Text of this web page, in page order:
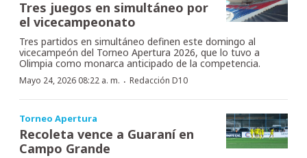
Tres juegos en simultáneo por
el vicecampeonato
Tres partidos en simultáneo definen este domingo al
vicecampeón del Torneo Apertura 2026, que lo tuvo a
Olimpia como monarca anticipado de la competencia.
Mayo 24, 2026 08:22 a. m. · Redacción D10
Torneo Apertura
Recoleta vence a Guaraní en
Campo Grande